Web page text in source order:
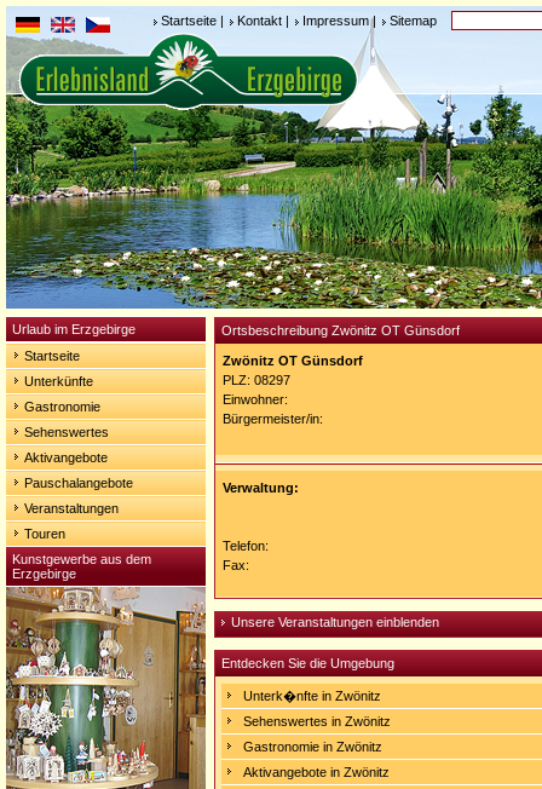
Startseite | Kontakt | Impressum| Sitemap
Urlaub im Erzgebirge
Startseite
Unterkünfte
Gastronomie
Sehenswertes
Aktivangebote
Pauschalangebote
Veranstaltungen
Touren
Kunstgewerbe aus dem
Erzgebirge
Ortsbeschreibung Zwönitz OT Günsdorf
Zwönitz OT Günsdorf
PLZ: 08297
Einwohner:
Bürgermeister/in:
Verwaltung:
Telefon:
Fax:
Unsere Veranstaltungen einblenden
Entdecken Sie die Umgebung
Unterk�nfte in Zwönitz
Sehenswertes in Zwönitz
Gastronomie in Zwönitz
Aktivangebote in Zwönitz